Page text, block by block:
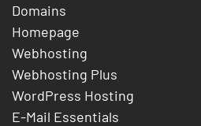
Domains
Homepage
Webhosting
Webhosting Plus
WordPress Hosting
E-Mail Essentials